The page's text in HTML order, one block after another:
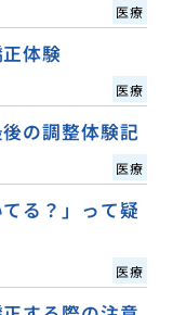
医療
体験
医療
の調整体験記
医療
る？」って疑
医療